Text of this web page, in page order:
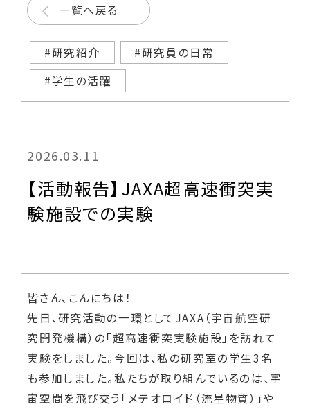
一覧へ戻る
#研究紹介
#研究員の日常
#学生の活躍
2026.03.11
【活動報告】JAXA超高速衝突実
験施設での実験
皆さん、こんにちは！
先日、研究活動の一環としてJAXA（宇宙航空研
究開発機構）の「超高速衝突実験施設」を訪れて
実験をしました。今回は、私の研究室の学生3名
も参加しました。私たちが取り組んでいるのは、宇
宙空間を飛び交う「メテオロイド（流星物質）」や